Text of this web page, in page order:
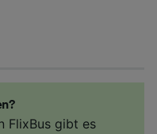
FlixBus gibt es